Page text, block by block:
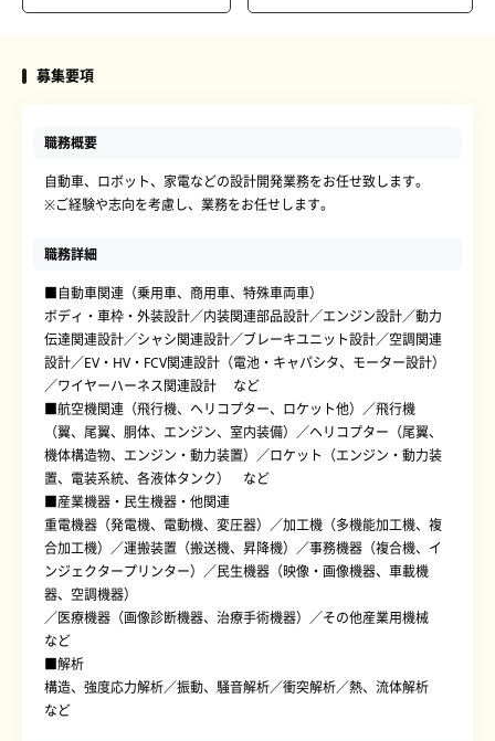
募集要項
職務概要
自動車、ロボット、家電などの設計開発業務をお任せ致します。
※ご経験や志向を考慮し、業務をお任せします。
職務詳細
■自動車関連（乗用車、商用車、特殊車両車）
ボディ・車枠・外装設計／内装関連部品設計／エンジン設計／動力
伝達関連設計／シャシ関連設計／ブレーキユニット設計／空調関連
設計／EV・HV・FCV関連設計（電池・キャパシタ、モーター設計）
／ワイヤーハーネス関連設計 など
■航空機関連（飛行機、ヘリコプター、ロケット他）／飛行機
（翼、尾翼、胴体、エンジン、室内装備）／ヘリコプター（尾翼、
機体構造物、エンジン・動力装置）／ロケット（エンジン・動力装
置、電装系統、各液体タンク） など
■産業機器・民生機器・他関連
重電機器（発電機、電動機、変圧器）／加工機（多機能加工機、複
合加工機）／運搬装置（搬送機、昇降機）／事務機器（複合機、イ
ンジェクタープリンター）／民生機器（映像・画像機器、車載機
器、空調機器）
／医療機器（画像診断機器、治療手術機器）／その他産業用機械
など
■解析
構造、強度応力解析／振動、騒音解析／衝突解析／熱、流体解析
など